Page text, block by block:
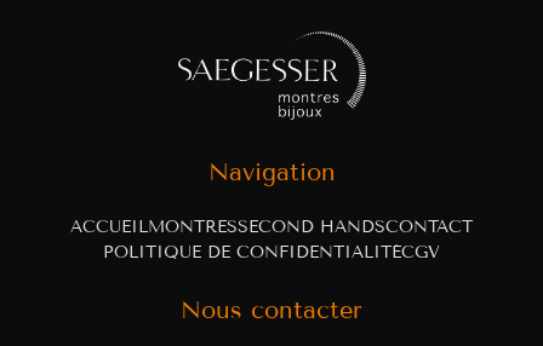
Navigation
ACCUEILMONTRESSECOND HANDSCONTACT
POLITIQUE DE CONFIDENTIALITÉCGV
Nous contacter